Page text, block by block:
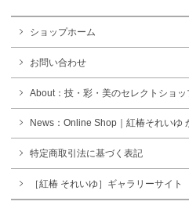
ショップホーム
お問い合わせ
About：技・彩・美のセレクトショッ
News：Online Shop｜紅椿それいゆ
特定商取引法に基づく表記
［紅椿 それいゆ］ギャラリーサイト